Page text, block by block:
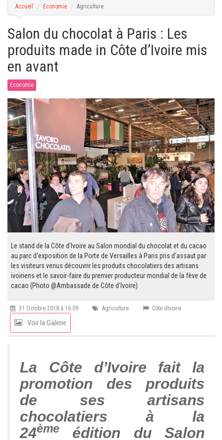
t
Accueil Economie Agriculture
Salon du chocolat à Paris : Les
produits made in Côte d’Ivoire mis
en avant
Economie
Le stand de la Côte d'Ivoire au Salon mondial du chocolat et du cacao
au parc d'exposition de la Porte de Versailles à Paris pris d'assaut par
les visiteurs venus découvrir les produits chocolatiers des artisans
ivoiriens et le savoir-faire du premier producteur mondial de la fève de
cacao (Photo @Ambassade de Côte d'Ivoire)
31 Octobre 2018 à 16:09 Agriculture Côte dIvoire
Voir la Galerie
La Côte d’Ivoire fait la
promotion des produits
de ses artisans
chocolatiers à la
24ème
édition du Salon